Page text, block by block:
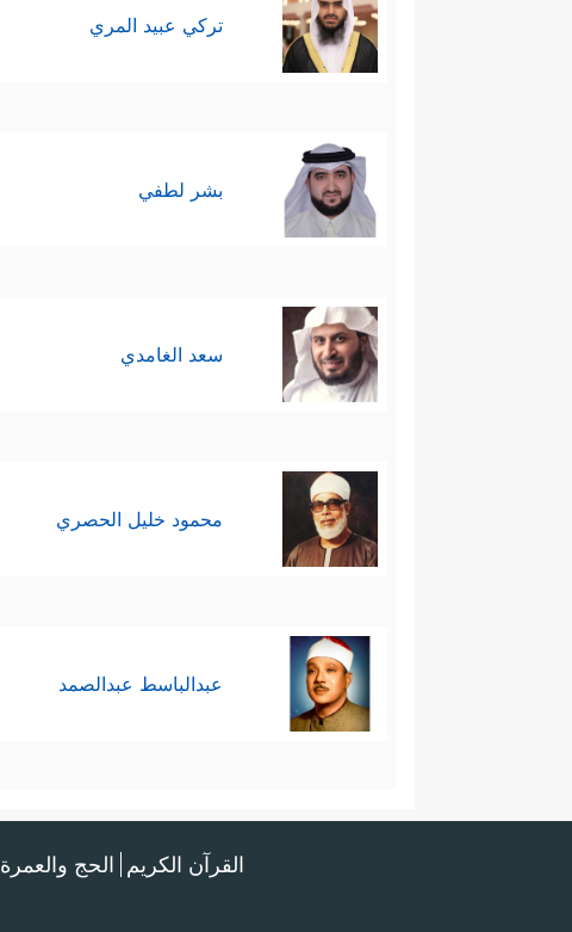
تركي عبيد المري
بشر لطفي
سعد الغامدي
محمود خليل الحصري
عبدالباسط عبدالصمد
القرآن الكريم الحج والعمرة